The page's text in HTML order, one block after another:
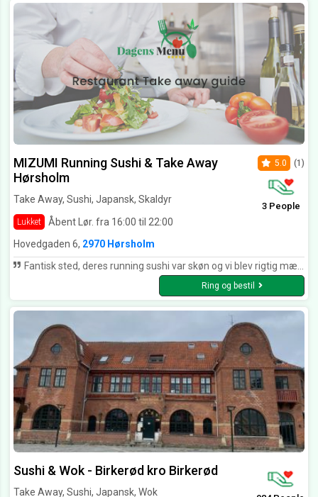
MIZUMI Running Sushi & Take Away
Hørsholm
Take Away, Sushi, Japansk, Skaldyr
Lukket Åbent Lør. fra 16:00 til 22:00
5.0 (1)
3 People
Hovedgaden 6, 2970 Hørsholm
Fantisk sted, deres running sushi var skøn og vi blev rigtig mætte
Ring og bestil
Sushi & Wok - Birkerød kro Birkerød
Take Away, Sushi, Japansk, Wok